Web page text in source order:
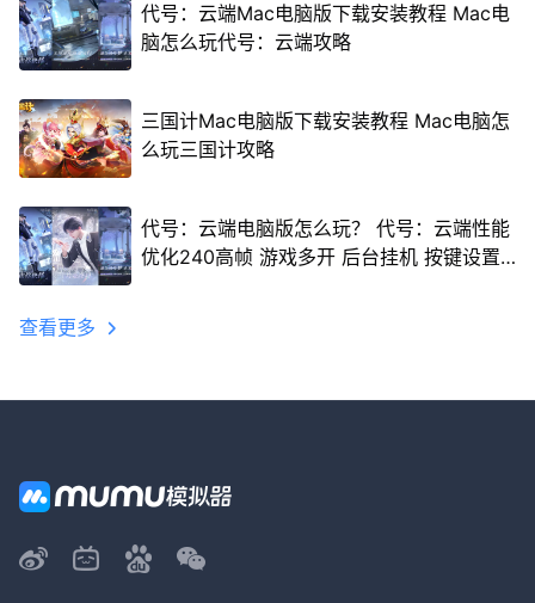
代号：云端Mac电脑版下载安装教程 Mac电
脑怎么玩代号：云端攻略
三国计Mac电脑版下载安装教程 Mac电脑怎
么玩三国计攻略
代号：云端电脑版怎么玩？ 代号：云端性能
优化240高帧 游戏多开 后台挂机 按键设置
查看更多